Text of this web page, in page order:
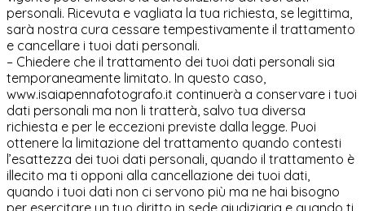
personali. Ricevuta e vagliata la tua richiesta, se legittima,
sarà nostra cura cessare tempestivamente il trattamento
e cancellare i tuoi dati personali.
– Chiedere che il trattamento dei tuoi dati personali sia
temporaneamente limitato. In questo caso,
www.isaiapennafotografo.it continuerà a conservare i tuoi
dati personali ma non li tratterà, salvo tua diversa
richiesta e per le eccezioni previste dalla legge. Puoi
ottenere la limitazione del trattamento quando contesti
l’esattezza dei tuoi dati personali, quando il trattamento è
illecito ma ti opponi alla cancellazione dei tuoi dati,
quando i tuoi dati non ci servono più ma ne hai bisogno